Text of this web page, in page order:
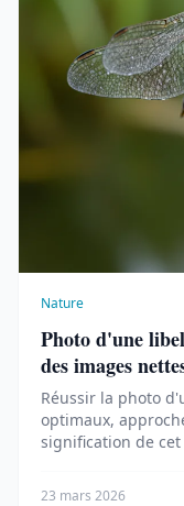
Nature
Photo d'une
des images
Réussir la photo
optimaux,
signification de
23 mars 2026